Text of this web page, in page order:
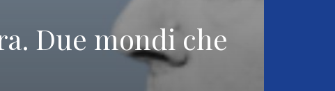
Due mondi che